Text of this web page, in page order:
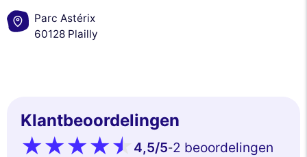
Parc Astérix
60128 Plailly
Klantbeoordelingen
4,5/5-2 beoordelingen